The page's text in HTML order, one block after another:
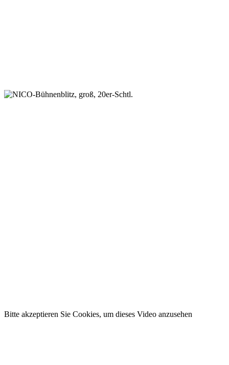
Bitte akzeptieren Sie Cookies, um dieses Video anzusehen